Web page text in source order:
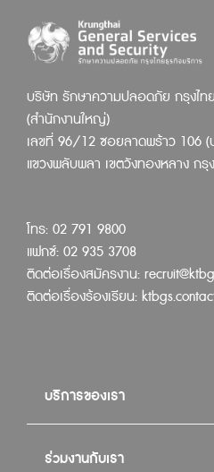
บริษัท รักษาความปลอดภัย กรุงไท
(สำนักงานใหญ่)
เลขที่ 96/12 ซอยลาดพร้าว 106
แขวงพลับพลา เขตวังทองหลาง ก
โทร: 02 791 9800
แฟกซ์: 02 935 3708
ติดต่อเรื่องสมัครงาน:
ติดต่อเรื่องร้องเรียน:
บริการของเรา
ร่วมงานกับเรา